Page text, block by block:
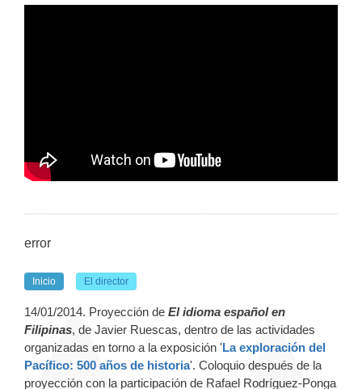
error
Inicio El director
14/01/2014. Proyección de El idioma español en
Filipinas, de Javier Ruescas, dentro de las actividades
organizadas en torno a la exposición 'La exploración del
Pacífico: 500 años de historia'. Coloquio después de la
proyección con la participación de Rafael Rodríguez-Ponga